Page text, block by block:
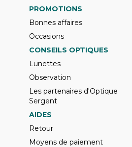
PROMOTIONS
Bonnes affaires
Occasions
CONSEILS OPTIQUES
Lunettes
Observation
Les partenaires d'Optique
Sergent
AIDES
Retour
Moyens de paiement